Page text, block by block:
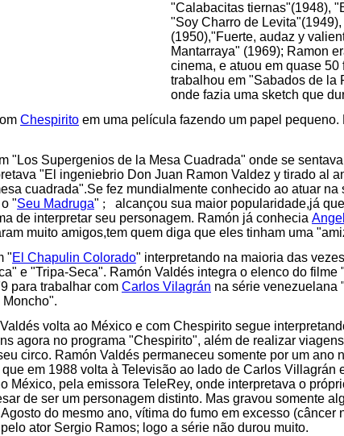
"Calabacitas tiernas"(1948),
"Soy Charro de
(1950),"Fuerte, audaz y
Mantarraya" (1969); Ramon
cinema, e atuou em quase 50
trabalhou em "Sabados de la
onde fazia uma sketch que
Chespirito em uma película fazendo um papel pequeno.
"Los Supergenios de la Mesa Cuadrada" onde se
"El ingeniebrio Don Juan Ramon Valdez y tirado al
cuadrada".Se fez mundialmente conhecido ao atuar na
"Seu Madruga" ;
alcançou sua maior popularidade,já
de interpretar seu personagem. Ramón já conhecia
muito amigos,tem quem diga que eles tinham uma
"El Chapulin Colorado" interpretando na maioria das
e "Tripa-Seca". Ramón Valdés integra o elenco do filme
para trabalhar com Carlos Vilagrán na série venezuelana
volta ao México e com Chespirito segue
agora no programa "Chespirito", além de realizar
circo. Ramón Valdés permaneceu somente por um ano
em 1988 volta à Televisão ao lado de Carlos Villagrán
México, pela emissora TeleRey, onde interpretava o
de ser um personagem distinto. Mas gravou somente
do mesmo ano, vítima do fumo em excesso (câncer
ator Sergio Ramos; logo a série não durou muito.